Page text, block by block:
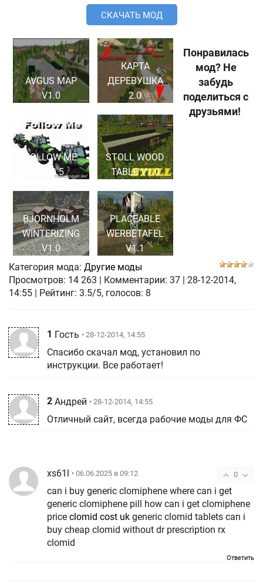
СКАЧАТЬ МОД
AVGUS MAP
V1.0
КАРТА
ДЕРЕВУШКА
2.0
FOLLOW ME
V2.0.5
STOLL WOOD
TABLE V1.0
BJORNHOLM
WINTERIZING
V1.0
PLACEABLE
WERBETAFEL
V1.1
Понравилась
мод? Не
забудь
поделиться с
друзьями!
Категория мода: Другие моды
Просмотров: 14 263 Комментарии: 37
28-12-2014,
14:55
| Рейтинг: 3.5/5, голосов: 8
1 Гость • 28-12-2014, 14:55
Спасибо скачал мод, установил по
инструкции. Все работает!
2 Андрей • 28-12-2014, 14:55
Отличный сайт, всегда рабочие моды для ФС
0
xs61l • 06.06.2025 в 09:12
can i buy generic clomiphene where can i get
generic clomiphene pill how can i get clomiphene
price clomid cost uk generic clomid tablets can i
buy cheap clomid without dr prescription rx
clomid
Ответить